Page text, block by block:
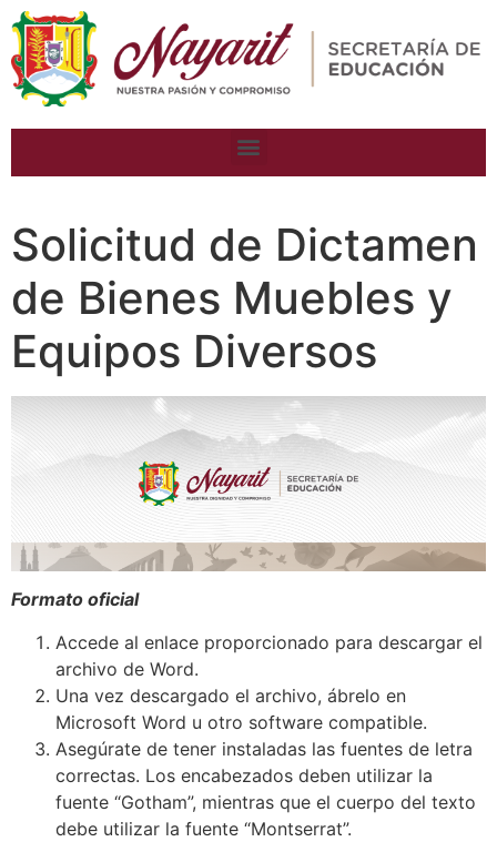
Solicitud de Dictamen
de Bienes Muebles y
Equipos Diversos
Formato oficial
Accede al enlace proporcionado para descargar el
archivo de Word.
Una vez descargado el archivo, ábrelo en
Microsoft Word u otro software compatible.
Asegúrate de tener instaladas las fuentes de letra
correctas. Los encabezados deben utilizar la
fuente “Gotham”, mientras que el cuerpo del texto
debe utilizar la fuente “Montserrat”.